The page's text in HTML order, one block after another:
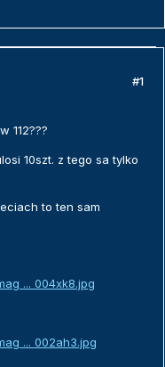
#1
112???
10szt. z tego sa tylko
to ten sam
... 004xk8.jpg
... 002ah3.jpg